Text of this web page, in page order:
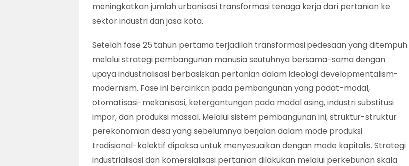
meningkatkan jumlah urbanisasi transformasi tenaga kerja dari pertanian ke
sektor industri dan jasa kota.
Setelah fase 25 tahun pertama terjadilah transformasi pedesaan yang ditempuh
melalui strategi pembangunan manusia seutuhnya bersama-sama dengan
upaya industrialisasi berbasiskan pertanian dalam ideologi developmentalism-
modernism. Fase ini bercirikan pada pembangunan yang padat-modal,
otomatisasi-mekanisasi, ketergantungan pada modal asing, industri substitusi
impor, dan produksi massal. Melalui sistem pembangunan ini, struktur-struktur
perekonomian desa yang sebelumnya berjalan dalam mode produksi
tradisional-kolektif dipaksa untuk menyesuaikan dengan mode kapitalis. Strategi
industrialisasi dan komersialisasi pertanian dilakukan melalui perkebunan skala